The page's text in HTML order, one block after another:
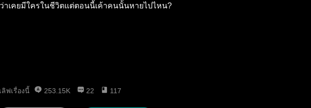
าเคยมีใครในชีวิตแต่ตอนนี้เค้าคนนั้นหายไปไหน?
ลิฟเรื่องนี้ 253.15K 22 117